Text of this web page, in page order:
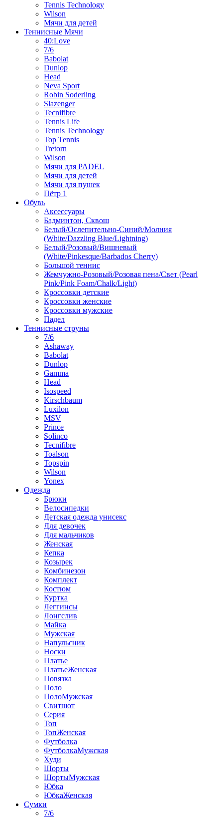
Tennis Technology
Wilson
Мячи для детей
Теннисные Мячи
40:Love
7/6
Babolat
Dunlop
Head
Neva Sport
Robin Soderling
Slazenger
Tecnifibre
Tennis Life
Tennis Technology
Top Tennis
Tretorn
Wilson
Мячи для PADEL
Мячи для детей
Мячи для пушек
Пётр 1
Обувь
Аксессуары
Бадминтон, Сквош
Белый/Ослепительно-Синий/Молния
(White/Dazzling Blue/Lightning)
Белый/Розовый/Вишневый
(White/Pinkesque/Barbados Cherry)
Большой теннис
Жемчужно-Розовый/Розовая пена/Свет (Pearl
Pink/Pink Foam/Chalk/Light)
Кроссовки детские
Кроссовки женские
Кроссовки мужские
Падел
Теннисные струны
7/6
Ashaway
Babolat
Dunlop
Gamma
Head
Isospeed
Kirschbaum
Luxilon
MSV
Prince
Solinco
Tecnifibre
Toalson
Topspin
Wilson
Yonex
Одежда
Брюки
Велосипедки
Детская одежда унисекс
Для девочек
Для мальчиков
Женская
Кепка
Козырек
Комбинезон
Комплект
Костюм
Куртка
Леггинсы
Лонгслив
Майка
Мужская
Напульсник
Носки
Платье
ПлатьеЖенская
Повязка
Поло
ПолоМужская
Свитшот
Серия
Топ
ТопЖенская
Футболка
ФутболкаМужская
Худи
Шорты
ШортыМужская
Юбка
ЮбкаЖенская
Сумки
7/6